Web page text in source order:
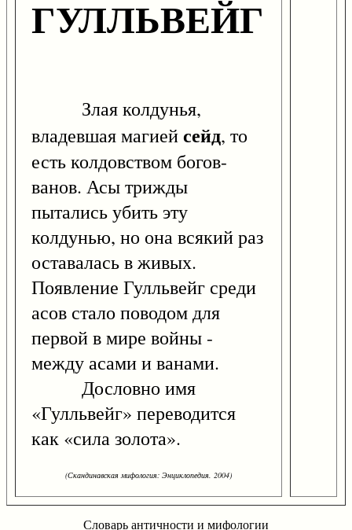
ГУЛЛЬВЕЙГ
Злая колдунья,
владевшая магиейсейд, то
есть колдовством богов-
ванов. Асы трижды
пытались убить эту
колдунью, но она всякий раз
оставалась в живых.
Появление Гулльвейг среди
асов стало поводом для
первой в мире войны -
между асами и ванами.
Дословно имя
«Гулльвейг» переводится
как «сила золота».
(Скандинавская мифология: Энциклопедия. 2004)
Словарь античности и мифологии